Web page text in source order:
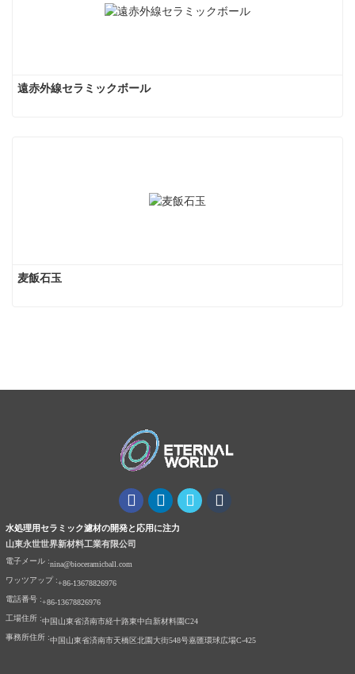
遠赤外線セラミックボール
麦飯石玉
水処理用セラミック濾材の開発と応用に注力
山東永世世界新材料工業有限公司
電子メール :nina@bioceramicball.com
ワッツアップ :+86-13678826976
電話番号 :+86-13678826976
工場住所 :中国山東省済南市経十路東中白新材料園C24
事務所住所 :中国山東省済南市天橋区北園大街548号嘉匯環球広場C-425